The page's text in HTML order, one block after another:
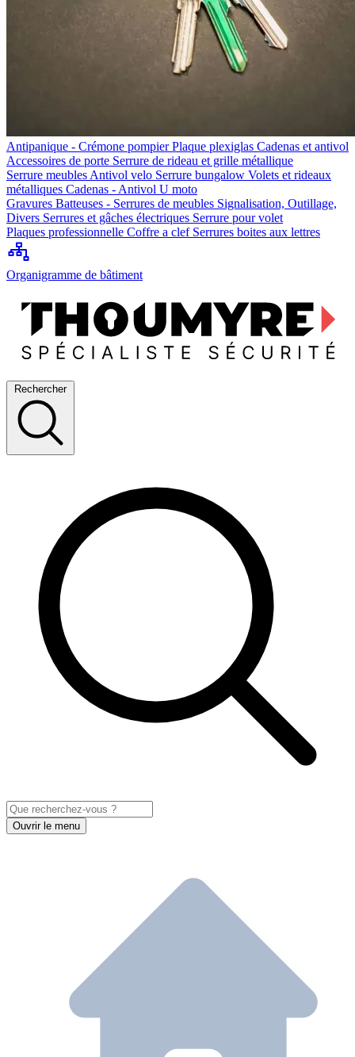
Antipanique - Crémone pompierPlaque plexiglas Cadenas et antivol
Accessoires de porte Serrure de rideau et grille métallique
Serrure meubles Antivol velo Serrure bungalow Volets et rideaux
métalliques Cadenas - Antivol U moto
Gravures Batteuses - Serrures de meubles Signalisation, Outillage,
Divers Serrures et gâches électriques Serrure pour volet
Plaques professionnelle Coffre a clef Serrures boites aux lettres
Organigramme de bâtiment
Rechercher
Ouvrir le menu